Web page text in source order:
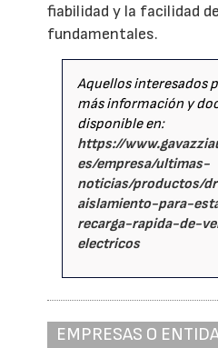
fiabilidad y la facilidad
fundamentales.
Aquellos interesados
más información y
disponible en:
https://
es/empresa/ultimas-
noticias/productos/
aislamiento-para-
recarga-rapida-de-
electricos
EMPRESAS O